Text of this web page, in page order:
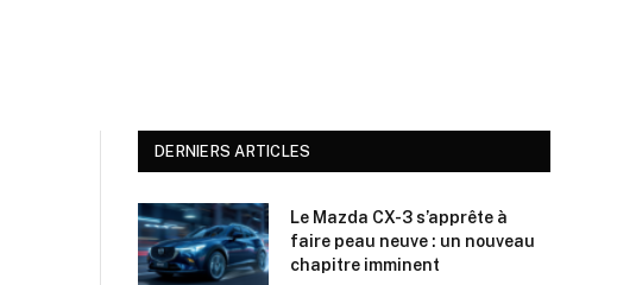
DERNIERS ARTICLES
Le Mazda CX-3 s’apprête à
faire peau neuve : un nouveau
chapitre imminent